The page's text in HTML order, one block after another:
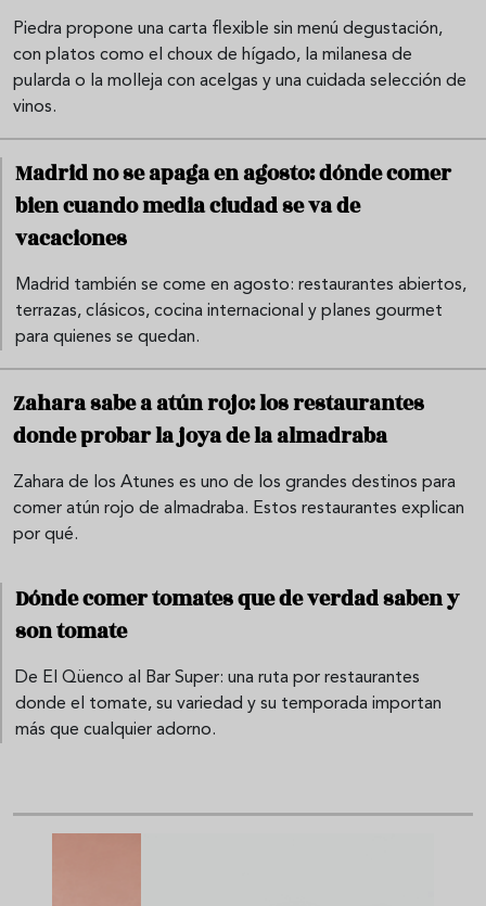
Piedra propone una carta flexible sin menú degustación,
con platos como el choux de hígado, la milanesa de
pularda o la molleja con acelgas y una cuidada selección de
vinos.
Madrid no se apaga en agosto: dónde comer
bien cuando media ciudad se va de
vacaciones
Madrid también se come en agosto: restaurantes abiertos,
terrazas, clásicos, cocina internacional y planes gourmet
para quienes se quedan.
Zahara sabe a atún rojo: los restaurantes
donde probar la joya de la almadraba
Zahara de los Atunes es uno de los grandes destinos para
comer atún rojo de almadraba. Estos restaurantes explican
por qué.
Dónde comer tomates que de verdad saben y
son tomate
De El Qüenco al Bar Super: una ruta por restaurantes
donde el tomate, su variedad y su temporada importan
más que cualquier adorno.